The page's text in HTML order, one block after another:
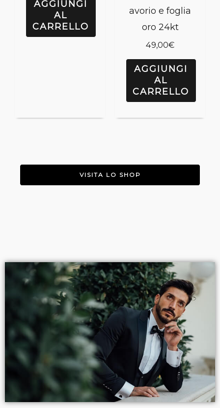
AGGIUNGI
AL
CARRELLO
avorio e foglia
oro 24kt
49,00€
AGGIUNGI
AL
CARRELLO
VISITA LO SHOP